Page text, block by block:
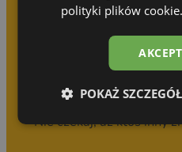
Umów się na
bezpłatną
Nie czekaj, aż ktoś inny
polityki plików cookie.
POKAŻ